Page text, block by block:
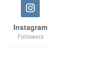
Instagram
Followers